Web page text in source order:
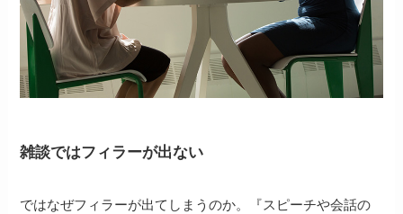
雑談ではフィラーが出ない
ではなぜフィラーが出てしまうのか。『スピーチや会話の